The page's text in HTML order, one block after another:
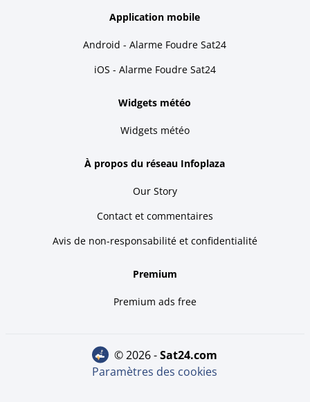
Application mobile
Android - Alarme Foudre Sat24
iOS - Alarme Foudre Sat24
Widgets météo
Widgets météo
À propos du réseau Infoplaza
Our Story
Contact et commentaires
Avis de non-responsabilité et confidentialité
Premium
Premium ads free
© 2026 - sat24.com
Paramètres des cookies